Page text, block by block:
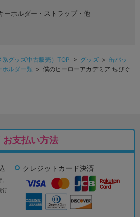
ーホルダー・ストラップ・他
グッズ中古販売）TOP > グッズ > 缶バッ
ホルダー類 > 僕のヒーローアカデミア ちびぐ
お支払い方法
行
クレジットカード決済